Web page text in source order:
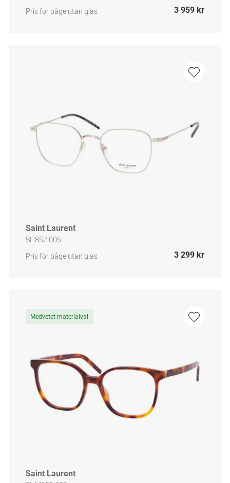
Pris för båge utan glas 3 959 kr
Saint Laurent
SL 852 005
Pris för båge utan glas
3 299 kr
Medvetet materialval
Saint Laurent